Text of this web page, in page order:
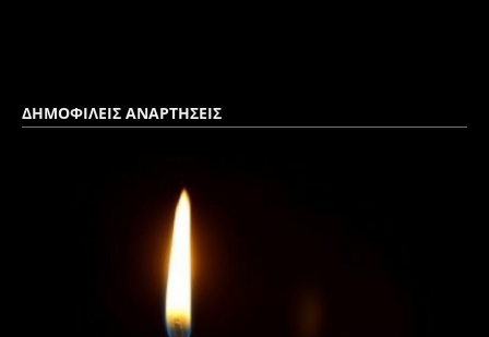
ΔΗΜΟΦΙΛΕΙΣ ΑΝΑΡΤΗΣΕΙΣ